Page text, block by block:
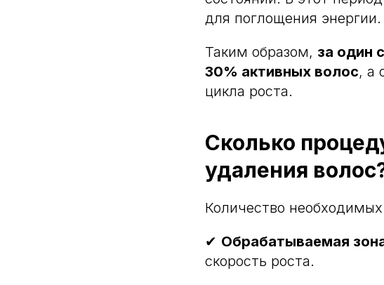
для поглощения энергии.
Таким образом, за один
30% активных волос, а
цикла роста.
Сколько
удаления
Количество необходимых
✔ Обрабатываемая
скорость роста.